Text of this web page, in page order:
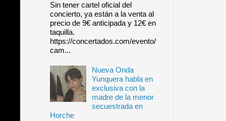
Sin tener cartel oficial del
concierto, ya están a la venta al
precio de 9€ anticipada y 12€ en
taquilla.
https://concertados.com/evento/
cam...
Nueva Onda
Yunquera habla en
exclusiva con la
madre de la menor
secuestrada en
Horche